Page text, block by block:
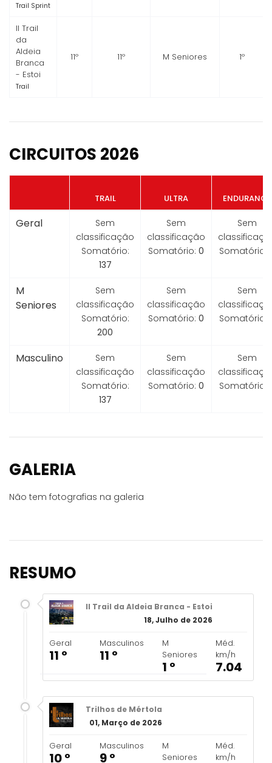
Trail Sprint
II Trail
da
Aldeia
Branca
- Estoi
Trail
11º 11º M Seniores 1º
CIRCUITOS 2026
TRAIL ULTRA ENDURANCE
Geral
Sem
classificação
Somatório:
137
Sem
classificação
Somatório: 0
Sem
Somatório:
M
Seniores
Sem
classificação
Somatório:
200
Sem
classificação
Somatório: 0
Sem
Somatório:
Masculino
Sem
classificação
Somatório:
137
Sem
classificação
Somatório: 0
Sem
Somatório:
GALERIA
Não tem fotografias na galeria
RESUMO
II Trail da Aldeia Branca - Estoi
18, Julho de 2026
Geral
11 º
Masculinos
11 º
M
Seniores
1 º
Méd.
km/h
7.04
Trilhos de Mértola
01, Março de 2026
Geral
10 º
Masculinos
9 º
M
Seniores
Méd.
km/h